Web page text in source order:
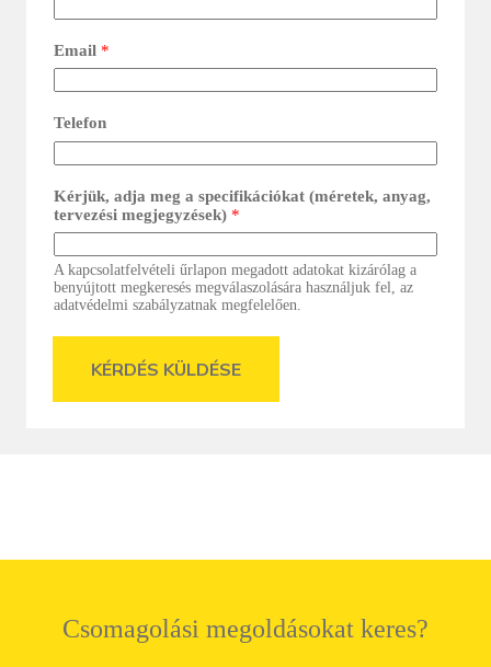
Email *
Telefon
Kérjük, adja meg a specifikációkat (méretek, anyag,
tervezési megjegyzések) *
A kapcsolatfelvételi űrlapon megadott adatokat kizárólag a
benyújtott megkeresés megválaszolására használjuk fel, az
adatvédelmi szabályzatnak megfelelően.
KÉRDÉS KÜLDÉSE
Csomagolási megoldásokat keres?